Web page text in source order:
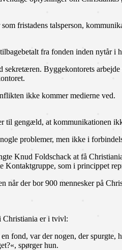
fristadens talsperson,
fra fonden inden nytår i
sekretæren. Byggekontorets
ikke kommer medierne ved.
til gengæld, at kommunikationen
problemer, men ikke i
Knud Foldschack at få
som i princippet
når der bor 900 mennesker på
Christiania er i tvivl:
fond, var der nogen, der
spørger hun.